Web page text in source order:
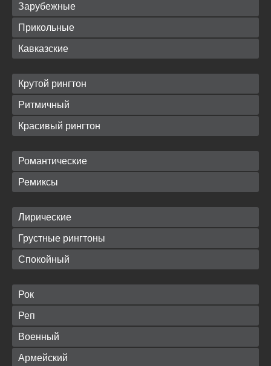
Зарубежные
Прикольные
Кавказские
Крутой рингтон
Ритмичный
Красивый рингтон
Романтические
Ремиксы
Лирические
Грустные рингтоны
Спокойный
Рок
Реп
Военный
Армейский